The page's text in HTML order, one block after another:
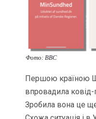
Фото: BBC
Першою країною
впровадила ковід-
Зробила вона це ще